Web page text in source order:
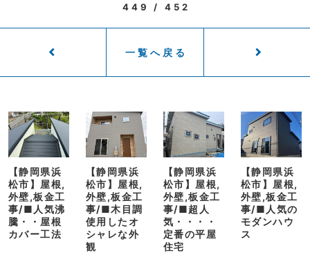
449 / 452
一覧へ戻る
【静岡県浜
松市】屋根,
外壁,板金工
事/■人気沸
騰・・屋根
カバー工法
【静岡県浜
松市】屋根,
外壁,板金工
事/■木目調
使用したオ
シャレな外
観
【静岡県浜
松市】屋根,
外壁,板金工
事/■超人
気・・・・
定番の平屋
住宅
【静岡県浜
松市】屋根,
外壁,板金工
事/■人気の
モダンハウ
ス